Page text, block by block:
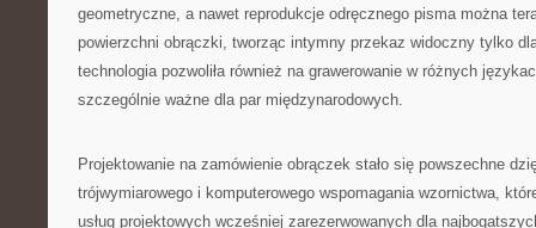
geometryczne, a nawet reprodukcje odręcznego pisma można
powierzchni obrączki, tworząc intymny przekaz widoczny tylko
technologia pozwoliła również na grawerowanie w różnych
szczególnie ważne dla par międzynarodowych.
Projektowanie na zamówienie obrączek stało się powszechne
trójwymiarowego i komputerowego wspomagania wzornictwa,
usług projektowych wcześniej zarezerwowanych dla